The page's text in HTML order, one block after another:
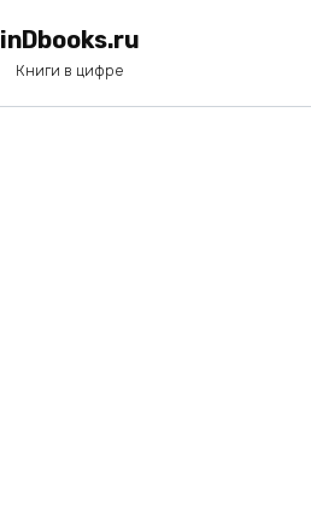
inDbooks.ru
Книги в цифре